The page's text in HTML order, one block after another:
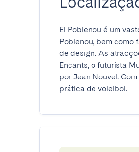
El Poblenou é um
Poblenou, bem como
de design. As
Encants, o futurista
por Jean Nouvel.
prática de voleibol.